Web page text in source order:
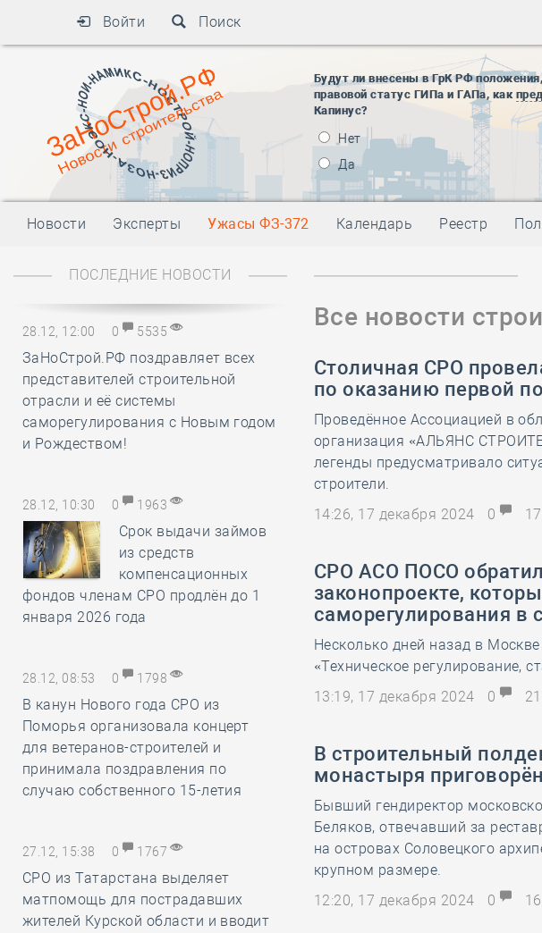
Войти Поиск
Будут ли внесены в ГрК РФ
правовой статус ГИПа и ГАПа, как
Капинус?
Нет
Да
Новости Эксперты Ужасы ФЗ-372 Календарь Реестр
ПОСЛЕДНИЕ НОВОСТИ
28.12, 12:00 0 5535
ЗаНоСтрой.РФ поздравляет всех
представителей строительной
отрасли и её системы
саморегулирования с Новым годом
и Рождеством!
28.12, 10:30 0 1963
Срок выдачи займов
из средств
компенсационных
фондов членам СРО продлён до 1
января 2026 года
28.12, 08:53 0 1798
В канун Нового года СРО из
Поморья организовала концерт
для ветеранов-строителей и
принимала поздравления по
случаю собственного 15-летия
27.12, 15:38 0 1767
СРО из Татарстана выделяет
матпомощь для пострадавших
жителей Курской области и вводит
Все новости
Столичная СРО
по оказанию первой
Проведённое Ассоциацией в
организация «АЛЬЯНС
легенды предусматривало
строители.
14:26, 17 декабря 2024
0
СРО АСО ПОСО
законопроекте,
саморегулирования в
Несколько дней назад в
«Техническое регулирование,
13:19, 17 декабря 2024
0
В строительный
монастыря
Бывший гендиректор
Беляков, отвечавший за
на островах Соловецкого
крупном размере.
12:20, 17 декабря 2024
0